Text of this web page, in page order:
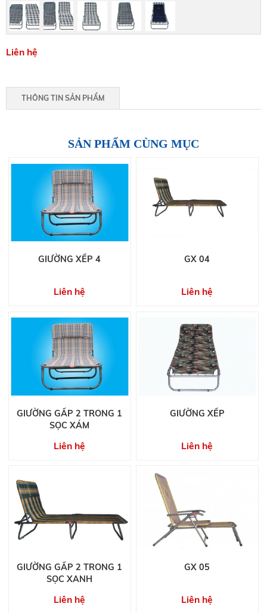
Liên hệ
THÔNG TIN SẢN PHẨM
SẢN PHẨM CÙNG MỤC
GIƯỜNG XẾP 4
Liên hệ
GX 04
Liên hệ
GIƯỜNG GẤP 2 TRONG 1
SỌC XÁM
Liên hệ
GIƯỜNG XẾP
Liên hệ
GIƯỜNG GẤP 2 TRONG 1
SỌC XANH
Liên hệ
GX 05
Liên hệ